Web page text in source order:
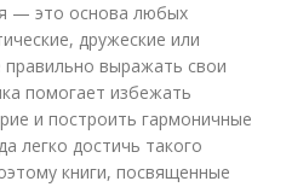
— это основа любых
дружеские или
выражать свои
помогает избежать
и построить гармоничные
легко достичь такого
книги, посвященные